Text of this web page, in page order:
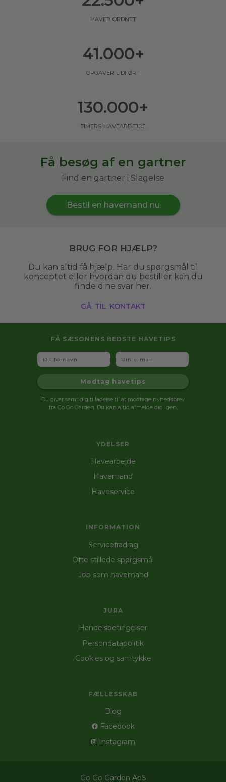
haver ordnet
opgaver udført
41.000+
timers havearbejde
130.000+
Få besøg af en gartner
Find en gartner i Slagelse
Bestil en havemand nu
Brug for hjælp?
Du kan altid få hjælp. Har du spørgsmål til
konceptet eller hvordan du bestiller kan du
finde dine svar her.
gå til kontakt
YDELSER
Havearbejde
Havemand
Haveservice
INFORMATION
Servicefradrag
Ofte stillede spørgsmål
Job som havemand
JURA
Handelsbetingelser
Persondatapolitik
Cookies og samtykke
FÆLLESSKAB
Blog
Facebook
Instagram
FÅ SÆSONENS BEDSTE HAVETIPS
Fornavn Email
Modtag havetips
Du giver samtidig tilladelse til at modtage nyhedsbrev
fra Go Go Garden. Du kan altid afmelde dig igen.
Go Go Garden ApS